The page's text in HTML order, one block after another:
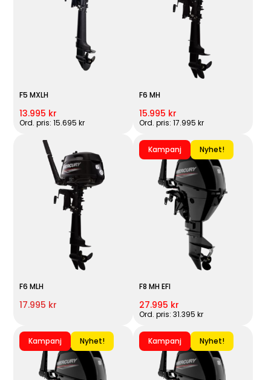
F5 MXLH
13.995 kr
Ord. pris: 15.695 kr
F6 MH
15.995 kr
Ord. pris: 17.995 kr
F6 MLH
17.995 kr
Kampanj Nyhet!
F8 MH EFI
27.995 kr
Ord. pris: 31.395 kr
Kampanj Nyhet! Kampanj Nyhet!